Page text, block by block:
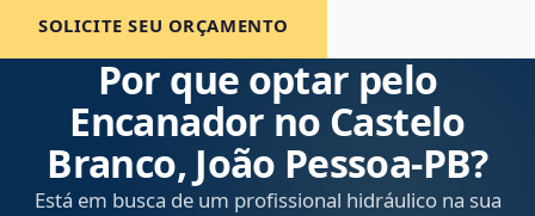
SOLICITE SEU ORÇAMENTO
Por que optar pelo
Encanador no Castelo
Branco, João Pessoa‑PB?
Está em busca de um profissional hidráulico na sua